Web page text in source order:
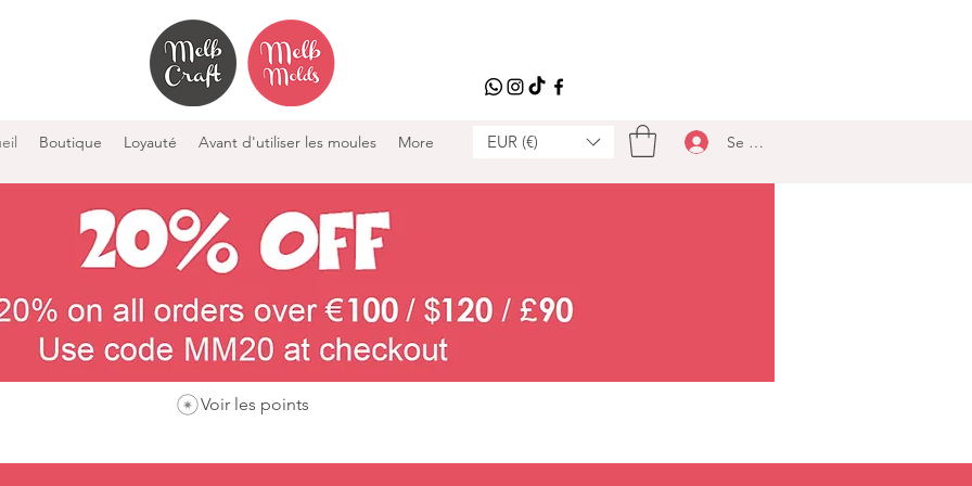
Boutique Loyauté Avant d'utiliser les moules More EUR (€) Se connecter
Voir les points